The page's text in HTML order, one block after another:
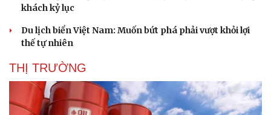
khách kỷ lục
Du lịch biển Việt Nam: Muốn bứt phá phải vượt khỏi lợi
thế tự nhiên
THỊ TRƯỜNG